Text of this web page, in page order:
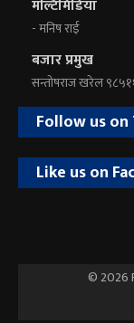
मल्टिमिडिया
- मनिष राई
बजार प्रमुख
सन्तोषराज खरेल
Follow us
Like us on
© 2026